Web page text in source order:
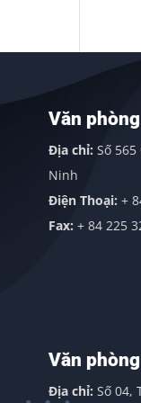
Văn phòng
Số 565 Cái
Điện Thoại:+ 84 225
+ 84 225 3273 868
Văn phòng
Địa chỉ:Số 04, Tân